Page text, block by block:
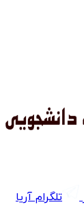
تلگرام آریا